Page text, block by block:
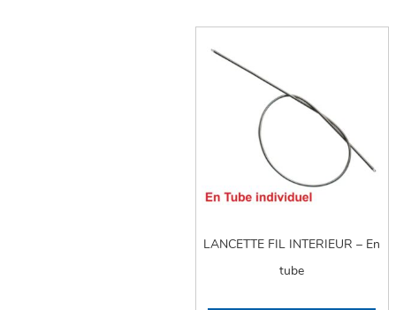
LANCETTE FIL INTERIEUR – En
tube